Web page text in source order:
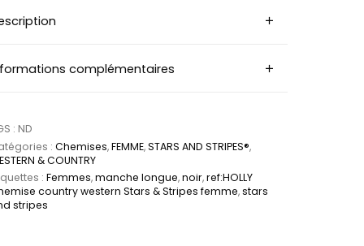
complémentaires
: ND
: Chemises,FEMME,STARS AND STRIPES®,
& COUNTRY
: Femmes,manche longue,noir,ref:HOLLY
country western Stars & Stripes femme,stars
stripes